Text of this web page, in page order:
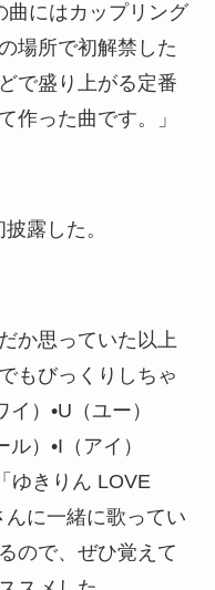
曲にはカップリング
場所で初解禁した
で盛り上がる定番
作った曲です。」
露した。
か思っていた以上
もびっくりしちゃ
）•U（ユー）
）•I（アイ）
ゆきりん LOVE
に一緒に歌ってい
ので、ぜひ覚えて